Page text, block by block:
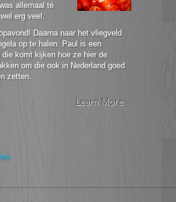
allemaal té
erg veel.
Daarna naar het vliegveld
op te halen. Paul is een
die komt kijken hoe ze hier de
om die ook in Nederland goed
zetten.
Learn More